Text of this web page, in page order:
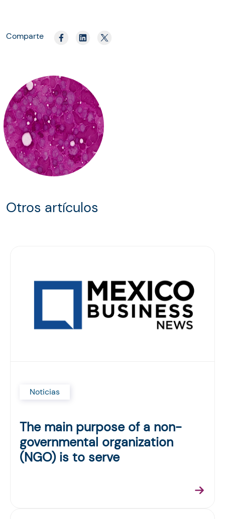
Comparte
Otros artículos
Noticias
The main purpose of a non-
governmental organization
(NGO) is to serve